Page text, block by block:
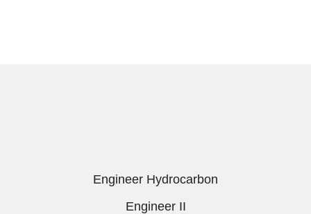
Engineer Hydrocarbon
Engineer II